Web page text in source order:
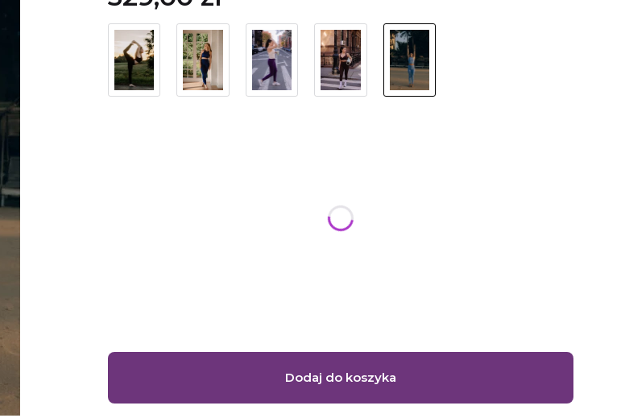
Dodaj do koszyka